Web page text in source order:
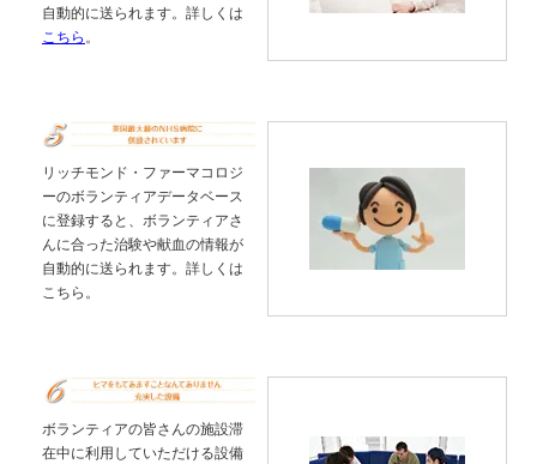
自動的に送られます。詳しくは
こちら。
リッチモンド・ファーマコロジ
ーのボランティアデータベース
に登録すると、ボランティアさ
んに合った治験や献血の情報が
自動的に送られます。詳しくは
こちら。
ボランティアの皆さんの施設滞
在中に利用していただける設備